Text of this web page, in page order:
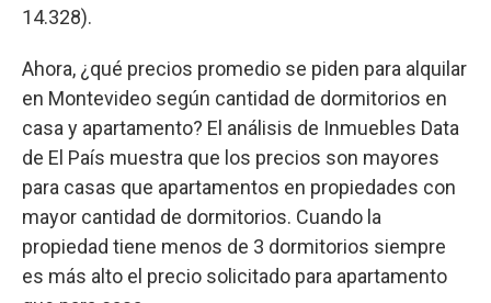
14.328).
Ahora, ¿qué precios promedio se piden para alquilar
en Montevideo según cantidad de dormitorios en
casa y apartamento? El análisis de Inmuebles Data
de El País muestra que los precios son mayores
para casas que apartamentos en propiedades con
mayor cantidad de dormitorios. Cuando la
propiedad tiene menos de 3 dormitorios siempre
es más alto el precio solicitado para apartamento